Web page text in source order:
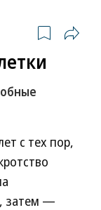
с тех пор,
затем —